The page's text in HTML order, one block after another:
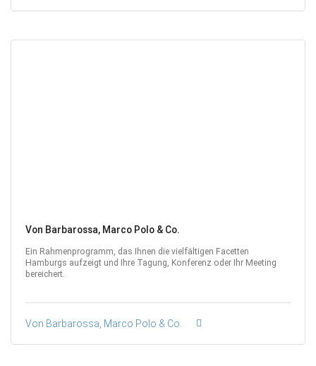
Von Barbarossa, Marco Polo & Co.
Ein Rahmenprogramm, das Ihnen die vielfältigen Facetten
Hamburgs aufzeigt und Ihre Tagung, Konferenz oder Ihr Meeting
bereichert.
Von Barbarossa, Marco Polo & Co.